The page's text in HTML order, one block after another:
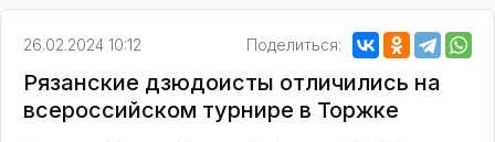
26.02.2024 10:12 Поделиться:
Рязанские дзюдоисты отличились на
всероссийском турнире в Торжке